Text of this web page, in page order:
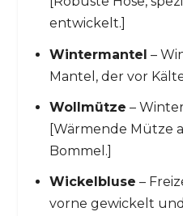
entwickelt.]
Wintermantel –
Mantel, der vor
Wollmütze –
[Wärmende Mütze
Bommel.]
Wickelbluse –
vorne gewickelt